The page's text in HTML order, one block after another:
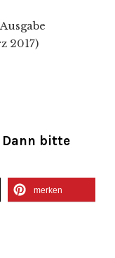
2017)
bitte
merken